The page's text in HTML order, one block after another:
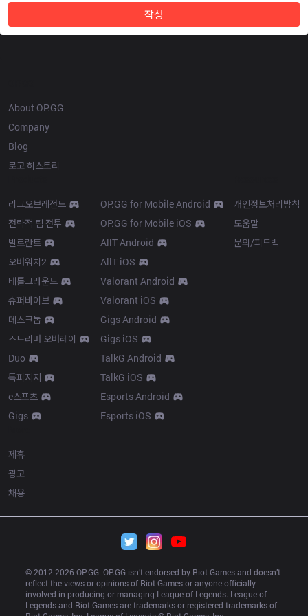
작성
About OP.GG
Company
Blog
로고 히스토리
리그오브레전드
전략적 팀 전투
발로란트
오버워치2
배틀그라운드
슈퍼바이브
데스크톱
스트리머 오버레이
Duo
톡피지지
e스포츠
Gigs
OP.GG for Mobile Android
OP.GG for Mobile iOS
AllT Android
AllT iOS
Valorant Android
Valorant iOS
Gigs Android
Gigs iOS
TalkG Android
TalkG iOS
Esports Android
Esports iOS
개인정보처리방침
도움말
문의/피드백
제휴
광고
채용
© 2012-2026 OP.GG. OP.GG isn’t endorsed by Riot Games and doesn’t
reflect the views or opinions of Riot Games or anyone officially
involved in producing or managing League of Legends. League of
Legends and Riot Games are trademarks or registered trademarks of